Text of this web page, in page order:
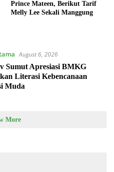
Prince Mateen, Berikut Tarif
Melly Lee Sekali Manggung
August 6, 2026
Sumut Apresiasi BMKG
Literasi Kebencanaan
Muda
More